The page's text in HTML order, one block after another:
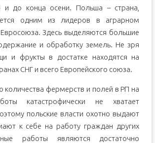
и до конца осени. Польша – страна,
одним из лидеров в аграрном
Евросоюза. Здесь выделяются большие
и обработку земель. Не зря
и фрукты в достатке находятся на
СНГ и всего Европейского союза.
количества фермерств и полей в РП на
катастрофически не хватает
польские власти охотно выдают
к себе на работу граждан других
работы являются достаточно